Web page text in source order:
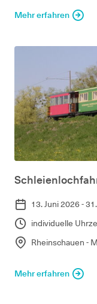
Mehr erfahren
13. Juni 2026 -
individuelle
Rheinschauen -
Mehr erfahren